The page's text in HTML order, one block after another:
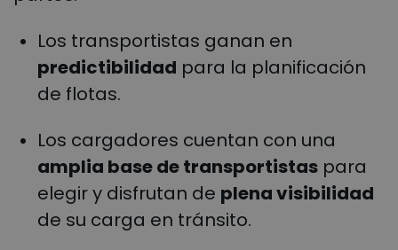
Los transportistas ganan en
predictibilidad para la planificación
de flotas.
Los cargadores cuentan con una
amplia base de transportistas para
elegir y disfrutan de plena visibilidad
de su carga en tránsito.